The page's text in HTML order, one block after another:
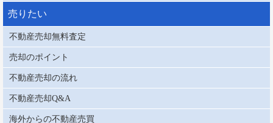
売りたい
不動産売却無料査定
売却のポイント
不動産売却の流れ
不動産売却Q&A
海外からの不動産売買